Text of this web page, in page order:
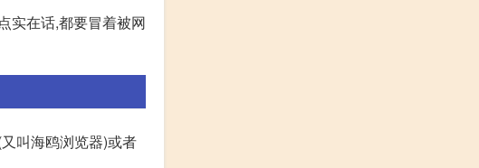
实在话,都要冒着被网
叫海鸥浏览器)或者